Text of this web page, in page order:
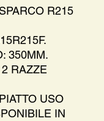
R215
350MM.
RAZZE
USO
IN